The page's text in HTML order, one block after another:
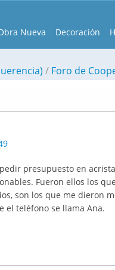
Nueva Decoración
Foro de
presupuesto en
Fueron ellos los
son los que me dieron
el teléfono se llama Ana.